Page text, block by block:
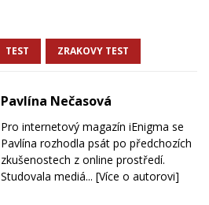
TEST ZRAKOVY TEST
Pavlína Nečasová
Pro internetový magazín iEnigma se
Pavlína rozhodla psát po předchozích
zkušenostech z online prostředí.
Studovala mediá... [Více o autorovi]